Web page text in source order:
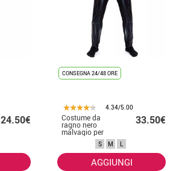
24.50€
CONSEGNA 24/48 ORE
4.34/5.00
Costume da
ragno nero
malvagio per
33.50€
S M L
AGGIUNGI